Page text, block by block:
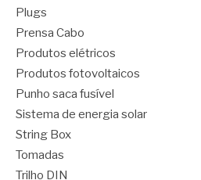
Plugs
Prensa Cabo
Produtos elétricos
Produtos fotovoltaicos
Punho saca fusível
Sistema de energia solar
String Box
Tomadas
Trilho DIN